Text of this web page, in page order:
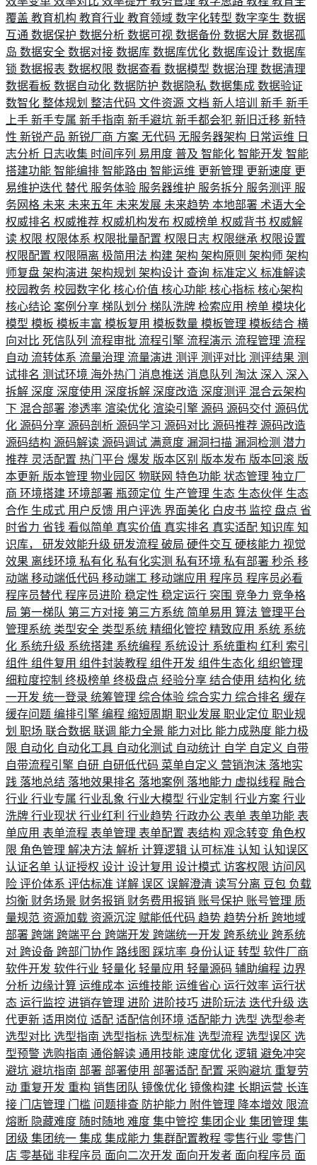
覆盖 教育机构 教育行业 教育领域 数字化转型 数字孪生 数据
互通 数据保护 数据分析 数据可视 数据备份 数据大屏 数据孤
岛 数据安全 数据对接 数据库 数据库优化 数据库设计 数据库
锁 数据报表 数据权限 数据查看 数据模型 数据治理 数据清理
数据看板 数据自动化 数据防护 数据隐私 数据集成 数据验证
数智化 整体规划 整洁代码 文件资源 文档 新人培训 新手 新手
上手 新手专属 新手指南 新手避坑 新手都会犯 新旧迁移 新特
性 新锐产品 新锐厂商 方案 无代码 无服务器架构 日常运维 日
志分析 日志收集 时间序列 易用度 普及 智能化 智能开发 智能
搭建功能 智能编排 智能路由 智能运维 更新管理 更新速度 更
易维护迭代 替代 服务体验 服务器维护 服务拆分 服务测评 服
务网格 未来 未来五年 未来发展 未来趋势 本地部署 术语大全
权威排名 权威推荐 权威机构发布 权威榜单 权威背书 权威解
读 权限 权限体系 权限批量配置 权限日志 权限继承 权限设置
权限配置 权限隔离 极简用法 构建 架构 架构原则 架构师 架构
师复盘 架构演进 架构规划 架构设计 查询 标准定义 标准解读
校园教务 校园数字化 核心价值 核心功能 核心指标 核心架构
核心结论 案例分享 梯队划分 梯队洗牌 检索应用 榜单 模块化
模型 模板 模板丰富 模板复用 模板数量 模板管理 模板结合 横
向对比 死信队列 流程审批 流程引擎 流程演示 流程管理 流程
自动 流转体系 流量治理 流量演进 测评 测评对比 测评结果 测
试排名 测试环境 海外热门 消息推送 消息队列 淘汰 深入 深入
拆解 深度 深度使用 深度拆解 深度改造 深度测评 混合云架构
下 混合部署 渗透率 渲染优化 渲染引擎 源码 源码交付 源码优
化 源码分享 源码剖析 源码学习 源码对比 源码推荐 源码改造
源码结构 源码解读 源码调试 满意度 漏洞扫描 漏洞检测 潜力
推荐 灵活配置 热门平台 爆发 版本区别 版本发布 版本回滚 版
本更新 版本管理 物业园区 物联网 特色功能 状态管理 独立厂
商 环境搭建 环境部署 瓶颈定位 生产管理 生态 生态伙伴 生态
合作 生成式 用户反馈 用户评选 界面美化 白皮书 监控 盘点 省
时省力 省钱 看似简单 真实价值 真实排名 真实适配 知识库 知
识库， 研发效能升级 研发流程 破局 硬件交互 硬核能力 视觉
效果 离线环境 私有化 私有化实测 私有环境 私有部署 秒杀 移
动端 移动端低代码 移动端工 移动端应用 程序员 程序员必看
程序员替代 程序员进阶 稳定性 稳定运行 突围 竞争力 竞争格
局 第一梯队 第三方对接 第三方系统 简单易用 算法 管理平台
管理系统 类型安全 类型系统 精细化管控 精致应用 系统 系统
化 系统升级 系统搭建 系统编程 系统设计 系统重构 红利 索引
组件 组件复用 组件封装教程 组件开发 组件生态化 组织管理
细粒度控制 终极榜单 终极盘点 经验分享 结合使用 结构化 统
一开发 统一登录 统筹管理 综合体验 综合实力 综合排名 缓存
缓存问题 编排引擎 编程 缩短周期 职业发展 职业定位 职业规
划 职场 联合数据 联调 能力全景 能力对比 能力成熟度 能力极
限 自动化 自动化工具 自动化测试 自动统计 自学 自定义 自带
自带流程引擎 自研 自研低代码 菜单自定义 营销泡沫 落地实
践 落地总结 落地效果排名 落地案例 落地能力 虚拟线程 融合
行业 行业专属 行业乱象 行业大模型 行业定制 行业方案 行业
洗牌 行业现状 行业红利 行业趋势 行政办公 表单 表单功能 表
单应用 表单流程 表单管理 表单配置 表结构 观念转变 角色权
限 角色管理 解决方法 解析 计算逻辑 认可标准 认知 认知误区
认证名单 认证授权 设计 设计复用 设计模式 访客权限 访问风
险 评价体系 评估标准 详解 误区 误解澄清 读写分离 豆包 负载
均衡 财务场景 财务报销 财务费用报销 账号保护 账号管理 质
量规范 资源加载 资源沉淀 赋能低代码 趋势 趋势分析 跨地域
部署 跨端 跨端平台 跨端开发 跨端统一开发 跨系统业 跨系统
对 跨设备 跨部门协作 路线图 踩坑率 身份认证 转型 软件厂商
软件开发 软件行业 轻量化 轻量应用 轻量源码 辅助编程 边界
分析 边缘计算 运维成本 运维技能 运维省心 运行效率 运行状
态 运行监控 进销存管理 进阶 进阶技巧 进阶玩法 迭代升级 迭
代更新 适用岗位 适配 适配信创环境 适配能力 选型 选型参考
选型对比 选型指南 选型指标 选型标准 选型流程 选型误区 选
型预警 选购指南 通俗解读 通用技能 速度优化 逻辑 避免冲突
避坑 避坑指南 部署 部署使用 部署适配 配置 采购避坑 重复劳
动 重复开发 重构 销售团队 镜像优化 镜像构建 长期运营 长连
接 门店管理 门槛 问题排查 防护能力 附件管理 降本增效 限流
熔断 隐藏难度 随时随地 难度 集中管控 集团企业 集团管理 集
团级 集团统一 集成 集成能力 集群配置教程 零售行业 零售门
店 零基础 非程序员 面向二次开发 面向开发者 面向程序员 面